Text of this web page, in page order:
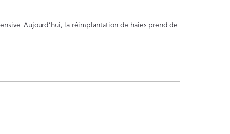
Aujourd’hui, la réimplantation de haies prend de